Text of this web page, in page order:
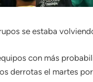
se estaba
con más
derrotas el martes